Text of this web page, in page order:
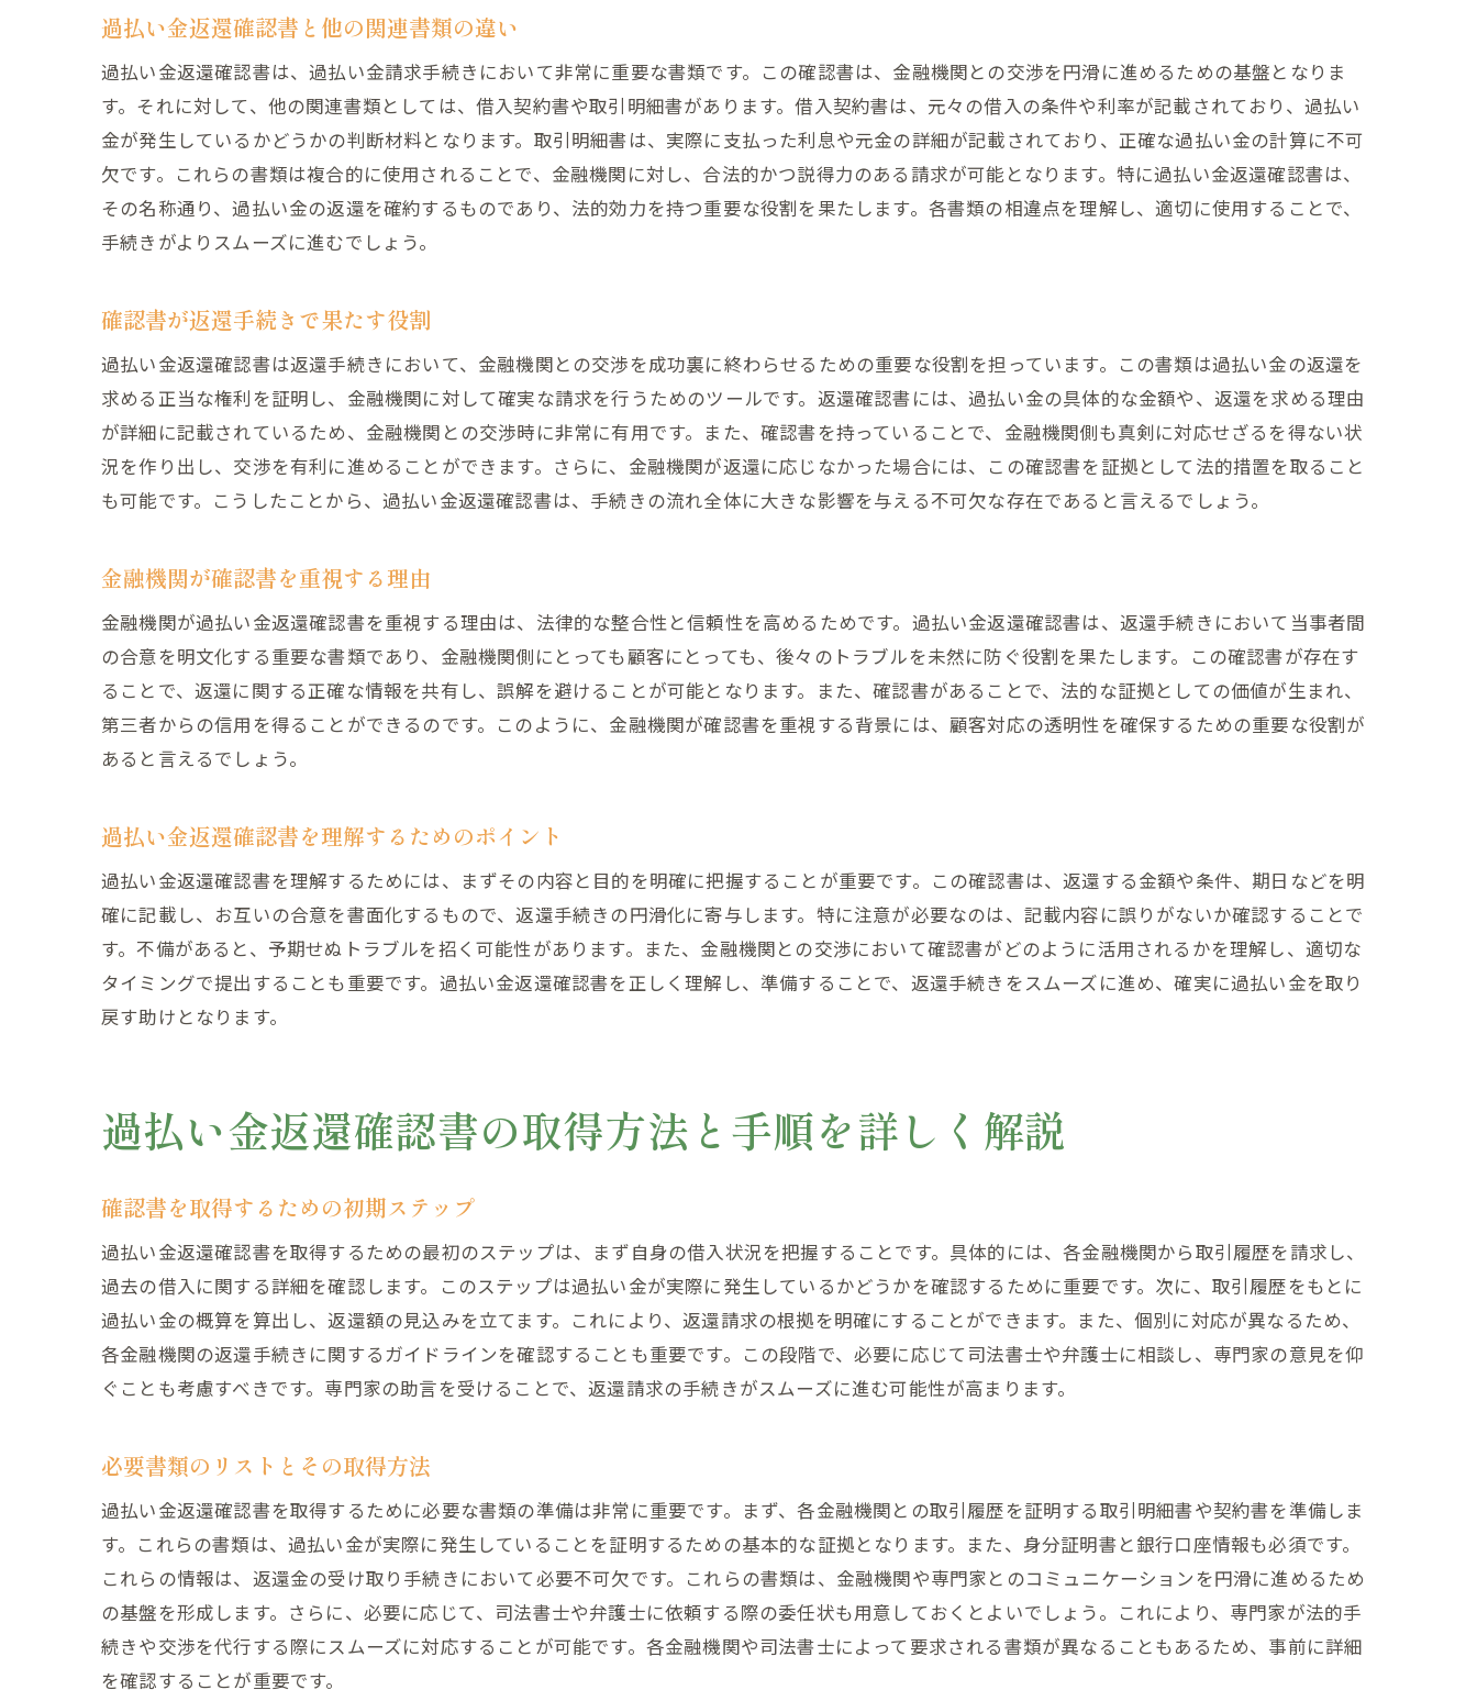
返還請求の正当性を証明する効果
金融機関が確認書を必要とする理由
手続きの透明性を確保するための確認書
確認書が返還の迅速化に寄与する場面
過払い金返還確認書を持つことで得られる心の安定
安心して手続きを進めるための確認書の役割
司法書士と連携した手続きの進行方法
確認書を用いた手続きの進行管理
返還手続きを妨げる要因の回避策
司法書士が確認書を活用する場面
過去の事例から学ぶ確認書の重要性
確認書が果たす補完的な役割
返還請求を確実にするための確認書の重要性
具体的な請求手順と確認書の役割
返還請求における確認書の効果的な提出タイミング
請求が認められるための確認書の重要データ
確認書を使った請求プロセスの最重要ポイント
トラブル回避に繋がる確認書の意義
確認書がもたらす手続きの透明性と信頼性
返還プロセスを円滑に進めるための確認書の活用事例
過払い金返還確認書と他の関連書類の違い
過払い金返還確認書は、過払い金請求手続きにおいて非常に重要な書類です。この確認書は、金融機関との交渉を円滑に進めるための基盤となりま
す。それに対して、他の関連書類としては、借入契約書や取引明細書があります。借入契約書は、元々の借入の条件や利率が記載されており、過払い
金が発生しているかどうかの判断材料となります。取引明細書は、実際に支払った利息や元金の詳細が記載されており、正確な過払い金の計算に不可
欠です。これらの書類は複合的に使用されることで、金融機関に対し、合法的かつ説得力のある請求が可能となります。特に過払い金返還確認書は、
その名称通り、過払い金の返還を確約するものであり、法的効力を持つ重要な役割を果たします。各書類の相違点を理解し、適切に使用することで、
手続きがよりスムーズに進むでしょう。
確認書が返還手続きで果たす役割
過払い金返還確認書は返還手続きにおいて、金融機関との交渉を成功裏に終わらせるための重要な役割を担っています。この書類は過払い金の返還を
求める正当な権利を証明し、金融機関に対して確実な請求を行うためのツールです。返還確認書には、過払い金の具体的な金額や、返還を求める理由
が詳細に記載されているため、金融機関との交渉時に非常に有用です。また、確認書を持っていることで、金融機関側も真剣に対応せざるを得ない状
況を作り出し、交渉を有利に進めることができます。さらに、金融機関が返還に応じなかった場合には、この確認書を証拠として法的措置を取ること
も可能です。こうしたことから、過払い金返還確認書は、手続きの流れ全体に大きな影響を与える不可欠な存在であると言えるでしょう。
金融機関が確認書を重視する理由
金融機関が過払い金返還確認書を重視する理由は、法律的な整合性と信頼性を高めるためです。過払い金返還確認書は、返還手続きにおいて当事者間
の合意を明文化する重要な書類であり、金融機関側にとっても顧客にとっても、後々のトラブルを未然に防ぐ役割を果たします。この確認書が存在す
ることで、返還に関する正確な情報を共有し、誤解を避けることが可能となります。また、確認書があることで、法的な証拠としての価値が生まれ、
第三者からの信用を得ることができるのです。このように、金融機関が確認書を重視する背景には、顧客対応の透明性を確保するための重要な役割が
あると言えるでしょう。
過払い金返還確認書を理解するためのポイント
過払い金返還確認書を理解するためには、まずその内容と目的を明確に把握することが重要です。この確認書は、返還する金額や条件、期日などを明
確に記載し、お互いの合意を書面化するもので、返還手続きの円滑化に寄与します。特に注意が必要なのは、記載内容に誤りがないか確認することで
す。不備があると、予期せぬトラブルを招く可能性があります。また、金融機関との交渉において確認書がどのように活用されるかを理解し、適切な
タイミングで提出することも重要です。過払い金返還確認書を正しく理解し、準備することで、返還手続きをスムーズに進め、確実に過払い金を取り
戻す助けとなります。
過払い金返還確認書の取得方法と手順を詳しく解説
確認書を取得するための初期ステップ
過払い金返還確認書を取得するための最初のステップは、まず自身の借入状況を把握することです。具体的には、各金融機関から取引履歴を請求し、
過去の借入に関する詳細を確認します。このステップは過払い金が実際に発生しているかどうかを確認するために重要です。次に、取引履歴をもとに
過払い金の概算を算出し、返還額の見込みを立てます。これにより、返還請求の根拠を明確にすることができます。また、個別に対応が異なるため、
各金融機関の返還手続きに関するガイドラインを確認することも重要です。この段階で、必要に応じて司法書士や弁護士に相談し、専門家の意見を仰
ぐことも考慮すべきです。専門家の助言を受けることで、返還請求の手続きがスムーズに進む可能性が高まります。
必要書類のリストとその取得方法
過払い金返還確認書を取得するために必要な書類の準備は非常に重要です。まず、各金融機関との取引履歴を証明する取引明細書や契約書を準備しま
す。これらの書類は、過払い金が実際に発生していることを証明するための基本的な証拠となります。また、身分証明書と銀行口座情報も必須です。
これらの情報は、返還金の受け取り手続きにおいて必要不可欠です。これらの書類は、金融機関や専門家とのコミュニケーションを円滑に進めるため
の基盤を形成します。さらに、必要に応じて、司法書士や弁護士に依頼する際の委任状も用意しておくとよいでしょう。これにより、専門家が法的手
続きや交渉を代行する際にスムーズに対応することが可能です。各金融機関や司法書士によって要求される書類が異なることもあるため、事前に詳細
を確認することが重要です。